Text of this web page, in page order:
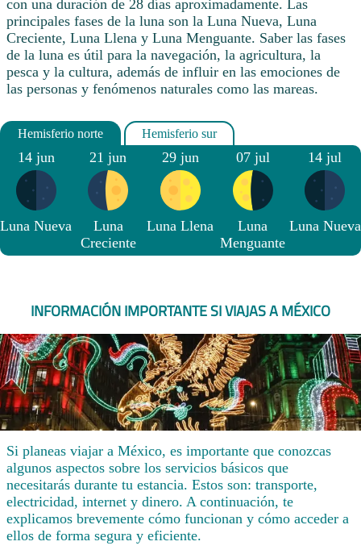
con una duración de 28 días aproximadamente. Las
principales fases de la luna son la Luna Nueva, Luna
Creciente, Luna Llena y Luna Menguante. Saber las fases
de la luna es útil para la navegación, la agricultura, la
pesca y la cultura, además de influir en las emociones de
las personas y fenómenos naturales como las mareas.
14 jun
Luna Nueva
21 jun
Luna
Creciente
29 jun
Luna Llena
07 jul
Luna
Menguante
14 jul
Luna Nueva
INFORMACIÓN IMPORTANTE SI VIAJAS A MÉXICO
Si planeas viajar a México, es importante que conozcas
algunos aspectos sobre los servicios básicos que
necesitarás durante tu estancia. Estos son: transporte,
electricidad, internet y dinero. A continuación, te
explicamos brevemente cómo funcionan y cómo acceder a
ellos de forma segura y eficiente.